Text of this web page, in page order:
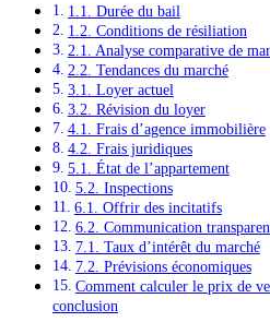
1.1. Durée du bail
1.2. Conditions de résiliation
2.1. Analyse comparative de
2.2. Tendances du marché
3.1. Loyer actuel
3.2. Révision du loyer
4.1. Frais d’agence immobilière
4.2. Frais juridiques
5.1. État de l’appartement
5.2. Inspections
6.1. Offrir des incitatifs
6.2. Communication
7.1. Taux d’intérêt du marché
7.2. Prévisions économiques
Comment calculer le prix de
conclusion